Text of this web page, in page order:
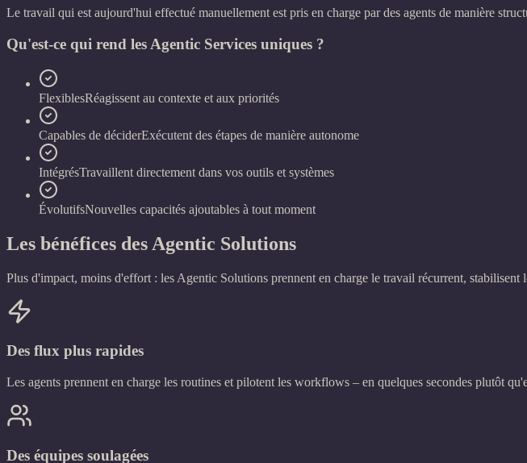
Le travail qui est aujourd'hui effectué manuellement est pris en charge par des agents de manière
Qu'est-ce qui rend les Agentic Services uniques ?
FlexiblesRéagissent au contexte et aux priorités
Capables de déciderExécutent des étapes de manière autonome
IntégrésTravaillent directement dans vos outils et systèmes
ÉvolutifsNouvelles capacités ajoutables à tout moment
Les bénéfices des Agentic Solutions
Plus d'impact, moins d'effort : les Agentic Solutions prennent en charge le travail récurrent, stabilisent
Des flux plus rapides
Les agents prennent en charge les routines et pilotent les workflows – en quelques secondes plutôt
Des équipes soulagées